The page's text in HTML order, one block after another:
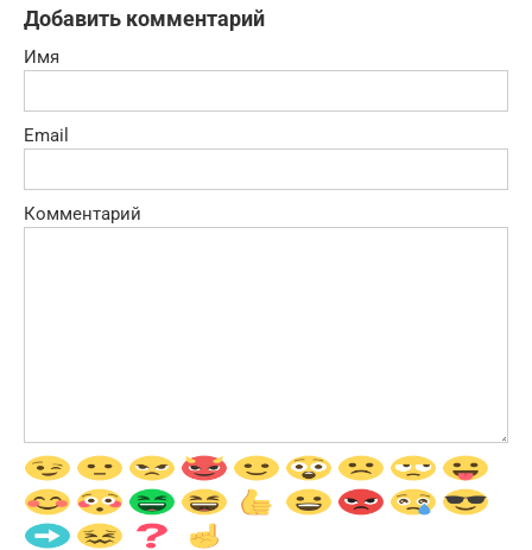
Добавить комментарий
Имя
Email
Комментарий